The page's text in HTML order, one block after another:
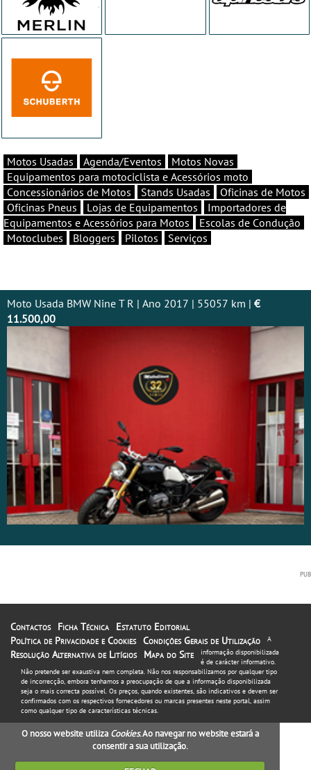
Motos Usadas Agenda/Eventos
Motos Novas
Equipamentos para motociclista e Acessórios moto
Concessionários de Motos
Stands Usadas
Oficinas de Motos
Oficinas Pneus
Lojas de Equipamentos
Importadores de
Equipamentos e Acessórios para Motos
Escolas de Condução
Motoclubes
Bloggers Pilotos Serviços
Moto Usada BMW Nine T R | Ano 2017 | 55057 km | €
11.500,00
Contactos Ficha Técnica
Estatuto Editorial
Política de Privacidade e Cookies Condições Gerais de Utilização
Resolução Alternativa de Litígios
Mapa do Site
A
informação disponibilizada
é de carácter informativo.
Não pretende ser exaustiva nem completa. Não nos responsabilizamos por qualquer tipo
de incorrecção, embora tenhamos a preocupação de que a informação disponibilizada
seja o mais correcta possível. Os preços, quando existentes, são indicativos e devem ser
confirmados com os respectivos fornecedores ou marcas presentes neste portal, assim
como qualquer tipo de características técnicas.
O nosso website utiliza Cookies. Ao navegar no website estará a
consentir a sua utilização.